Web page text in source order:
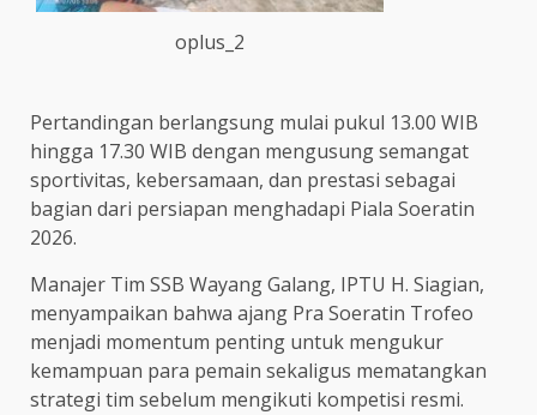
oplus_2
Pertandingan berlangsung mulai pukul 13.00 WIB
hingga 17.30 WIB dengan mengusung semangat
sportivitas, kebersamaan, dan prestasi sebagai
bagian dari persiapan menghadapi Piala Soeratin
2026.
Manajer Tim SSB Wayang Galang, IPTU H. Siagian,
menyampaikan bahwa ajang Pra Soeratin Trofeo
menjadi momentum penting untuk mengukur
kemampuan para pemain sekaligus mematangkan
strategi tim sebelum mengikuti kompetisi resmi.